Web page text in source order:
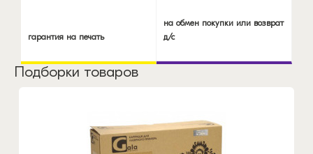
гарантия на печать
на обмен покупки или возврат
д/с
Подборки товаров